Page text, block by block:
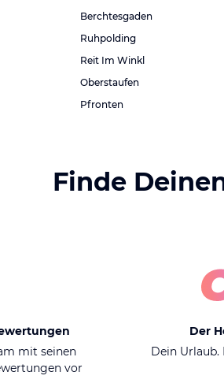
Berchtesgaden
Ruhpolding
Reit Im Winkl
Oberstaufen
Pfronten
Finde
mit seinen
vor
Der
Dein Urlaub.